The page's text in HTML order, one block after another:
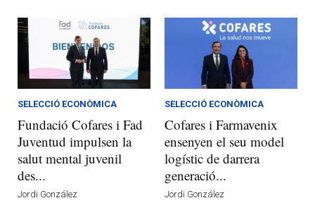
SELECCIÓ ECONÒMICA
Fundació Cofares i Fad
Juventud impulsen la
salut mental juvenil
des...
Jordi González
SELECCIÓ ECONÒMICA
Cofares i Farmavenix
ensenyen el seu model
logístic de darrera
generació...
Jordi González